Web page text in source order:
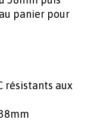
panier pour
résistants aux